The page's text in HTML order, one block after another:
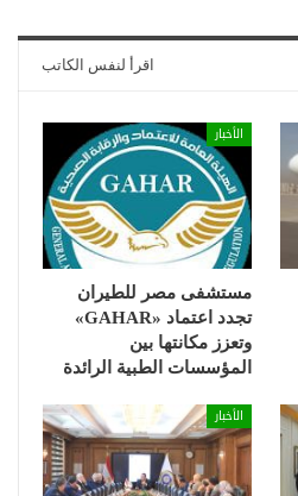
اقرأ لنفس الكاتب
الأخبار
مستشفى مصر للطيران
تجدد اعتماد «GAHAR»
وتعزز مكانتها بين
المؤسسات الطبية الرائدة
الأخبار